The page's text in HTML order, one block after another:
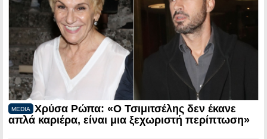
MEDIA
Χρύσα Ρώπα: «Ο Τσιμιτσέλης δεν έκανε
απλά καριέρα, είναι μια ξεχωριστή περίπτωση»